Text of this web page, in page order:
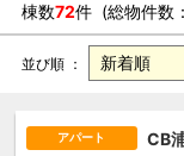
棟数72件 (総物件数：
並び順 ：
アパート CB